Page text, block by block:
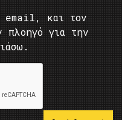
email, και τον
πλοηγό για την